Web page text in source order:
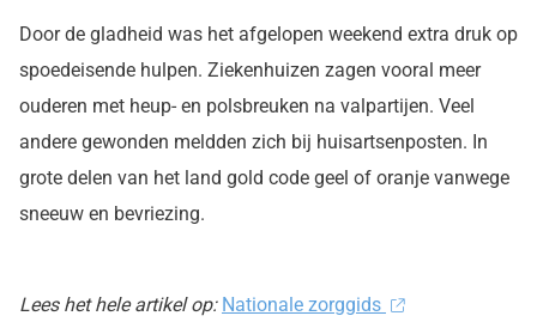
Door de gladheid was het afgelopen weekend extra druk op
spoedeisende hulpen. Ziekenhuizen zagen vooral meer
ouderen met heup- en polsbreuken na valpartijen. Veel
andere gewonden meldden zich bij huisartsenposten. In
grote delen van het land gold code geel of oranje vanwege
sneeuw en bevriezing.
Lees het hele artikel op: Nationale zorggids